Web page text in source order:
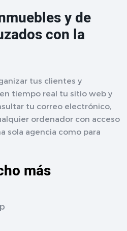
y de
con la
tus clientes y
tiempo real tu sitio web y
tu correo electrónico,
ordenador con acceso
sola agencia como para
más